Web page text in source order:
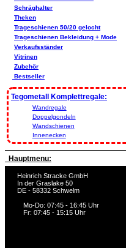
Schräghalter
Theken
Trageschienen 50/20 gelocht
Trageschienen Bekleidung + Mode
Verkaufsständer
Vitrinen
Zubehör
Bestseller
Tegometall Komplettregale:
Wandregale
Doppelgondeln
Wandschienen
Innenecken
Hauptmenu:
Heinrich Stracke GmbH
In der Graslake 50
DE - 58332 Schwelm
Mo-Do: 07:45 - 16:45 Uhr
Fr: 07:45 - 15:15 Uhr